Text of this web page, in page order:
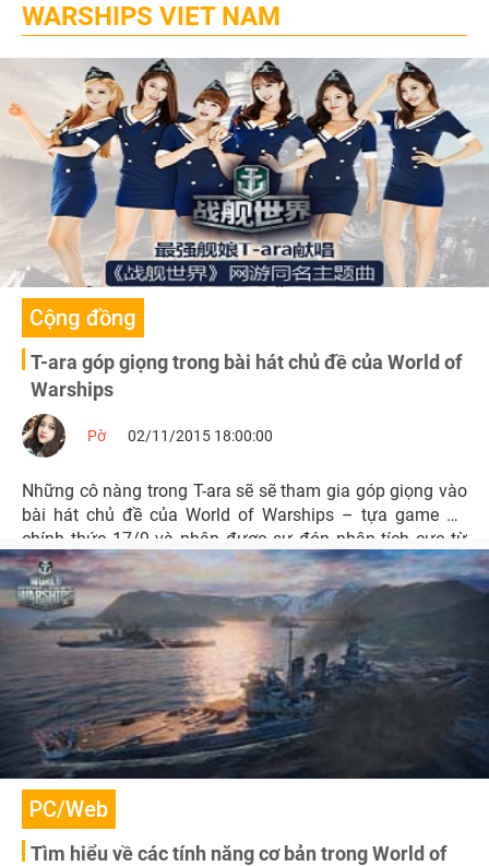
WARSHIPS VIET NAM
Cộng đồng
T-ara góp giọng trong bài hát chủ đề của World of
Warships
Pờ 02/11/2015 18:00:00
Những cô nàng trong T-ara sẽ sẽ tham gia góp giọng vào
bài hát chủ đề của World of Warships – tựa game đã
chính thức 17/9 và nhận được sự đón nhận tích cực từ
phía game thủ.
PC/Web
Tìm hiểu về các tính năng cơ bản trong World of